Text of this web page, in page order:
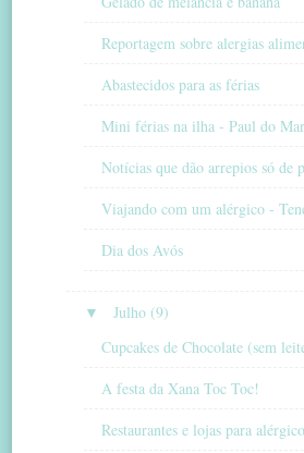
Reportagem sobre alergias
Abastecidos para as férias
Mini férias na ilha - Paul do Mar
Notícias que dão arrepios só de
Viajando com um alérgico -
Dia dos Avós
▼
Julho (9)
Cupcakes de Chocolate (sem
A festa da Xana Toc Toc!
Restaurantes e lojas para